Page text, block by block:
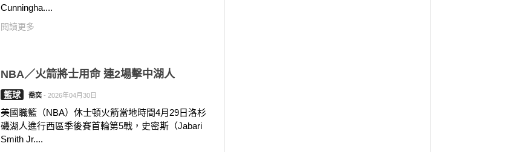
Cunningha....
閱讀更多
NBA／火箭將士用命 連2場擊中湖人
籃球 喬奕 - 2026年04月30日
美國職籃（NBA）休士頓火箭當地時間4月29日洛杉
磯湖人進行西區季後賽首輪第5戰，史密斯（Jabari
Smith Jr....